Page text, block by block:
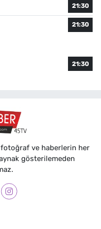
21:30
21:30
21:30
ve haberlerin her
gösterilemeden